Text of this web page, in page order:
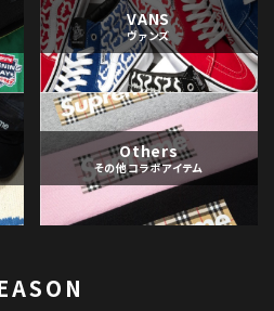
VANS
ヴァンズ
Others
その他コラボアイテム